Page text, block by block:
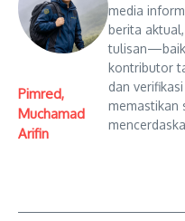
Pimred,
Muchamad
Arifin
media
berita
tulisan—baik
kontributor
dan
memastikan